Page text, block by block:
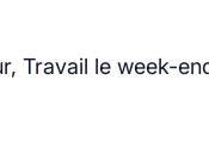
Travail le week-